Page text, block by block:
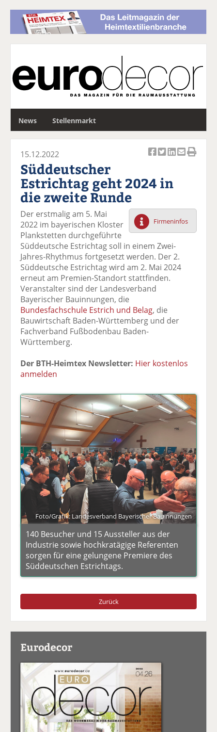
News Stellenmarkt
c
k
uf
F
ac
e
b
o
o
k
il
e
n
k
wi
tt
er
n
k
uf
Li
n
k
e
di
n
n
er
E
m
l
v
e
ck
e
15.12.2022
Süddeutscher
Estrichtag geht 2024 in
die zweite Runde
Firmeninfos
Der erstmalig am 5. Mai
2022 im bayerischen Kloster
Plankstetten durchgeführte
Süddeutsche Estrichtag soll in einem Zwei-
Jahres-Rhythmus fortgesetzt werden. Der 2.
Süddeutsche Estrichtag wird am 2. Mai 2024
erneut am Premien-Standort stattfinden.
Veranstalter sind der Landesverband
Bayerischer Bauinnungen, die
Bundesfachschule Estrich und Belag, die
Bauwirtschaft Baden-Württemberg und der
Fachverband Fußbodenbau Baden-
Württemberg.
Der BTH-Heimtex Newsletter: Hier kostenlos
anmelden
Foto/Grafik: Landesverband Bayerischer Bauinnungen
140 Besucher und 15 Aussteller aus der
Industrie sowie hochkratägige Referenten
sorgen für eine gelungene Premiere des
Süddeutschen Estrichtags.
Zurück
Eurodecor